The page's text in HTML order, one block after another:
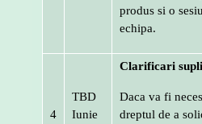
produs si o
echipa.
4
TBD
Iunie
Clarificari
Daca va fi
dreptul de a